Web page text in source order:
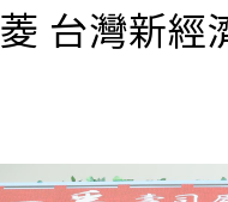
台灣新經